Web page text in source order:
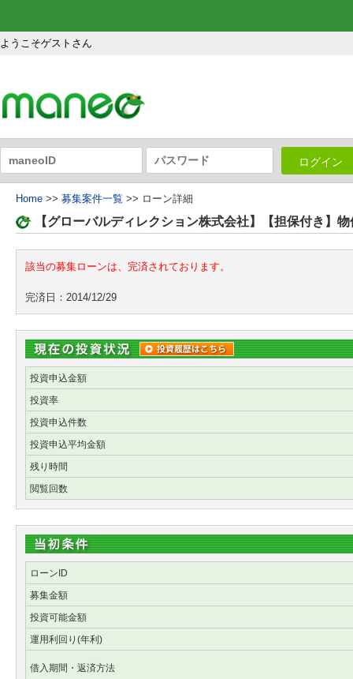
ようこそゲストさん
ログイン
Home >> 募集案件一覧 >> ローン詳細
【グローバルディレクション株式会社】【担保付き】
該当の募集ローンは、完済されております。
完済日：2014/12/29
投資申込金額
投資率
投資申込件数
投資申込平均金額
残り時間
閲覧回数
ローンID
募集金額
投資可能金額
運用利回り(年利)
借入期間・返済方法